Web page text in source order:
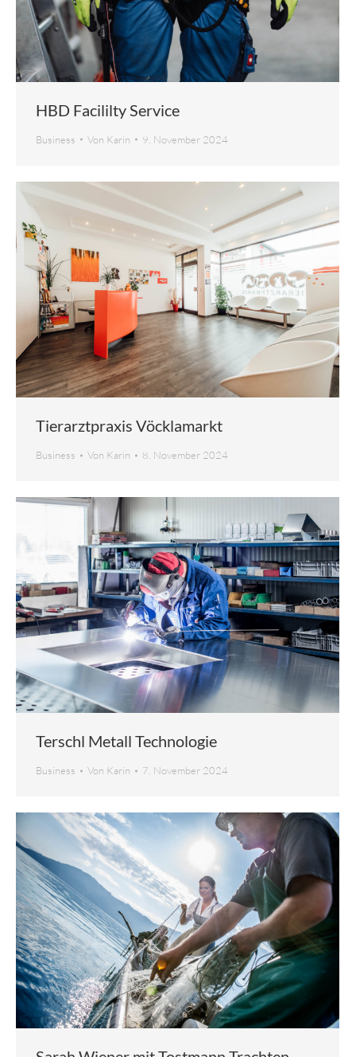
HBD Facililty Service
Business Von Karin 9. November 2024
Tierarztpraxis Vöcklamarkt
Business Von Karin 8. November 2024
Terschl Metall Technologie
Business Von Karin 7. November 2024